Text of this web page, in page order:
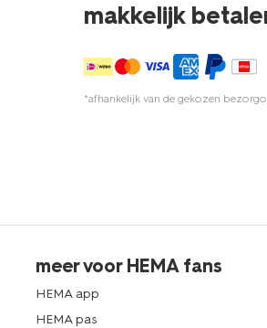
makkelijk
*afhankelijk van de gekozen
meer voor HEMA fans
HEMA app
HEMA pas